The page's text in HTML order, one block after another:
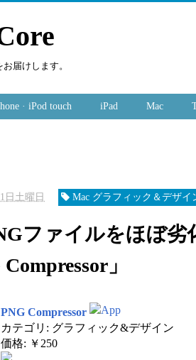
届けします。
· iPod touch iPad Mac
日土曜日 Mac グラフィック＆デザイ
ファイルをほぼ劣
Compressor」
PNG Compressor
カテゴリ: グラフィック&デザイン
価格: ￥250